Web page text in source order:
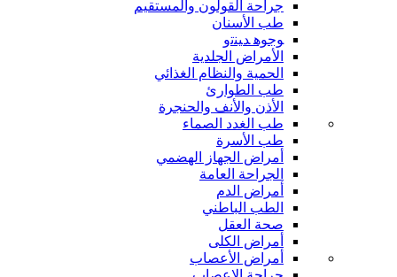
جراحة القولون والمستقيم
طب الأسنان
ﻮﺟﻮﻫ ﺪﻴﻨﺗﻭ
الأمراض الجلدية
الحمية والنظام الغذائي
طب الطوارئ
الأذن والأنف والحنجرة
طب الغدد الصماء
طب الأسرة
أمراض الجهاز الهضمي
الجراحة العامة
أمراض الدم
الطب الباطني
صحة العقل
أمراض الكلى
أمراض الأعصاب